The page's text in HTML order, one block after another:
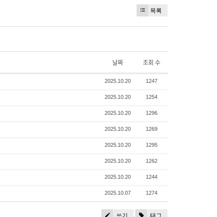
목록
날짜 조회 수
2025.10.20 1247
2025.10.20 1254
2025.10.20 1296
2025.10.20 1269
2025.10.20 1295
2025.10.20 1262
2025.10.20 1244
2025.10.07 1274
쓰기 태그